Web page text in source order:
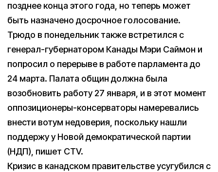
позднее конца этого года, но теперь может
быть назначено досрочное голосование.
Трюдо в понедельник также встретился с
генерал-губернатором Канады Мэри Саймон и
попросил о перерыве в работе парламента до
24 марта. Палата общин должна была
возобновить работу 27 января, и в этот момент
оппозиционеры-консерваторы намеревались
внести вотум недоверия, поскольку нашли
поддержу у Новой демократической партии
(НДП), пишет CTV.
Кризис в канадском правительстве усугубился с